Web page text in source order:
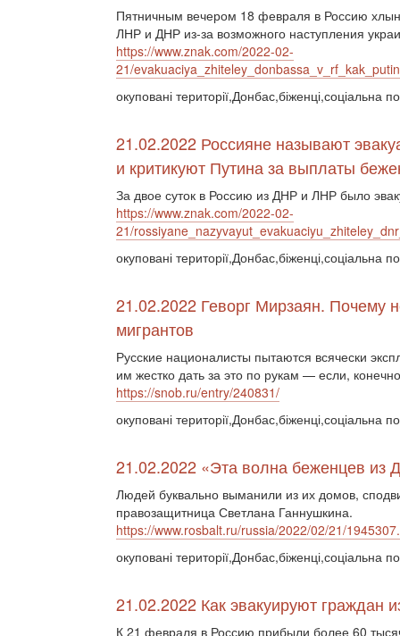
Пятничным вечером 18 февраля в Россию
ЛНР и ДНР из-за возможного наступления
https://www.znak.com/2022-02-
21/
окуповані території,Донбас,біженці,соціальна
21.02.2022 Россияне называют
и критикуют Путина за выплаты
За двое суток в Россию из ДНР и ЛНР было
https://www.znak.com/2022-02-
21/
окуповані території,Донбас,біженці,соціальна
21.02.2022 Геворг Мирзаян. Почему
мигрантов
Русские националисты пытаются всячески
им жестко дать за это по рукам — если,
https://snob.ru/entry/240831/
окуповані території,Донбас,біженці,соціальна
21.02.2022 «Эта волна беженцев
Людей буквально выманили из их домов,
правозащитница Светлана Ганнушкина.
https://www.rosbalt.ru/russia/2022/02/21/
окуповані території,Донбас,біженці,соціальна
21.02.2022 Как эвакуируют граждан
К 21 февраля в Россию прибыли более 60